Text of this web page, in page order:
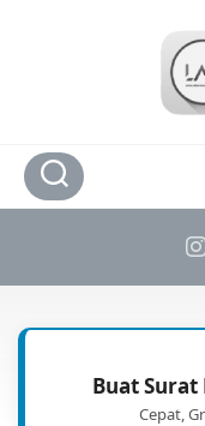
Buat
Cepat,